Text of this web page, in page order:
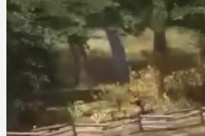
Martin Jørgensen
september 23, 2025